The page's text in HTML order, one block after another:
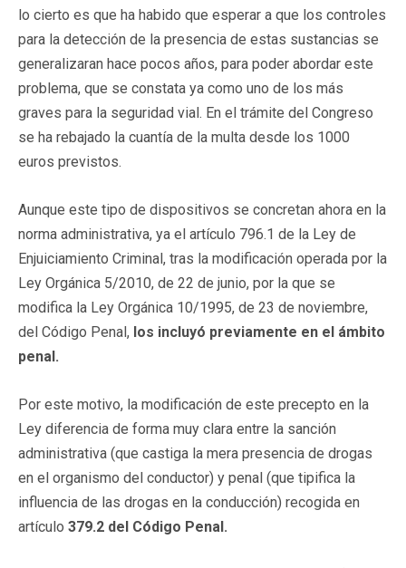
lo cierto es que ha habido que esperar a que los controles
para la detección de la presencia de estas sustancias se
generalizaran hace pocos años, para poder abordar este
problema, que se constata ya como uno de los más
graves para la seguridad vial. En el trámite del Congreso
se ha rebajado la cuantía de la multa desde los 1000
euros previstos.
Aunque este tipo de dispositivos se concretan ahora en la
norma administrativa, ya el artículo 796.1 de la Ley de
Enjuiciamiento Criminal, tras la modificación operada por la
Ley Orgánica 5/2010, de 22 de junio, por la que se
modifica la Ley Orgánica 10/1995, de 23 de noviembre,
del Código Penal, los incluyó previamente en el ámbito
penal.
Por este motivo, la modificación de este precepto en la
Ley diferencia de forma muy clara entre la sanción
administrativa (que castiga la mera presencia de drogas
en el organismo del conductor) y penal (que tipifica la
influencia de las drogas en la conducción) recogida en
artículo 379.2 del Código Penal.